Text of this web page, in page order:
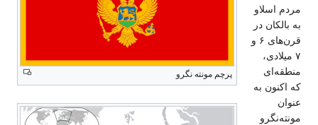
پرچم مونته نگرو
مردم اسلاو
به بالکان در
قرن‌های ۶ و
۷ میلادی،
منطقه‌ای
که اکنون به
عنوان
مونته‌نگرو